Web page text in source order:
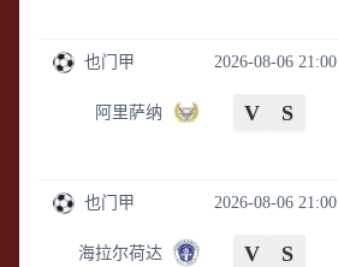
2026-08-06 21:00
也门甲
阿里萨纳 V S
2026-08-06 21:00
也门甲
海拉尔荷达 V S